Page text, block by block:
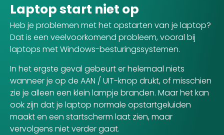
Laptop start niet op
Heb je problemen met het opstarten van je laptop?
Dat is een veelvoorkomend probleem, vooral bij
laptops met Windows-besturingssystemen.
In het ergste geval gebeurt er helemaal niets
wanneer je op de AAN / UIT-knop drukt, of misschien
zie je alleen een klein lampje branden. Maar het kan
ook zijn dat je laptop normale opstartgeluiden
maakt en een startscherm laat zien, maar
vervolgens niet verder gaat.